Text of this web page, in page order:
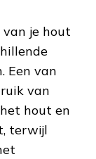
je hout
Een van
van
hout en
terwijl